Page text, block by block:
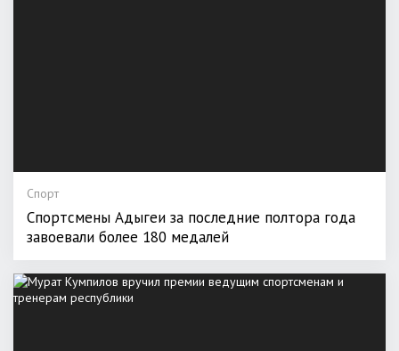
Спорт
Спортсмены Адыгеи за последние полтора года
завоевали более 180 медалей